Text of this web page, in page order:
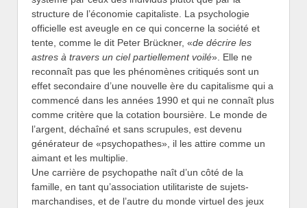
structure de l’économie capitaliste. La psychologie
officielle est aveugle en ce qui concerne la société et
tente, comme le dit Peter Brückner, «de décrire les
astres à travers un ciel partiellement voilé». Elle ne
reconnaît pas que les phénomènes critiqués sont un
effet secondaire d’une nouvelle ère du capitalisme qui a
commencé dans les années 1990 et qui ne connaît plus
comme critère que la cotation boursière. Le monde de
l’argent, déchaîné et sans scrupules, est devenu
générateur de «psychopathes», il les attire comme un
aimant et les multiplie.
Une carrière de psychopathe naît d’un côté de la
famille, en tant qu’association utilitariste de sujets-
marchandises, et de l’autre du monde virtuel des jeux